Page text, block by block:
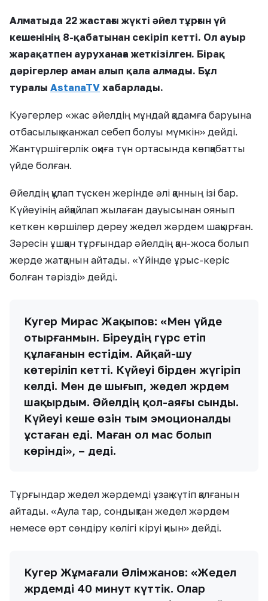
Алматыда 22 жастағы жүкті әйел тұрғын үй
кешенінің 8-қабатынан секіріп кетті. Ол ауыр
жарақатпен ауруханаға жеткізілген. Бірақ
дәрігерлер аман алып қала алмады. Бұл
туралы AstanaTV хабарлады.
Куәгерлер «жас әйелдің мұндай қадамға баруына
отбасылық жанжал себеп болуы мүмкін» дейді.
Жантүршігерлік оқиға түн ортасында көпқабатты
үйде болған.
Әйелдің құлап түскен жерінде әлі қанның ізі бар.
Күйеуінің айқайлап жылаған дауысынан оянып
кеткен көршілер дереу жедел жәрдем шақырған.
Зәресін ұшқан тұрғындар әйелдің қан-жоса болып
жерде жатқанын айтады. «Үйінде ұрыс-керіс
болған тәрізді» дейді.
Куәгер Мирас Жақыпов: «Мен үйде
отырғанмын. Біреудің гүрс етіп
құлағанын естідім. Айқай-шу
көтеріліп кетті. Күйеуі бірден жүгіріп
келді. Мен де шығып, жедел жәрдем
шақырдым. Әйелдің қол-аяғы сынды.
Күйеуі кеше өзін тым эмоционалды
ұстаған еді. Маған ол мас болып
көрінді», – деді.
Тұрғындар жедел жәрдемді ұзақ күтіп қалғанын
айтады. «Аула тар, сондықтан жедел жәрдем
немесе өрт сөндіру көлігі кіруі қиын» дейді.
Куәгер Жұмағали Әлімжанов: «Жедел
жәрдемді 40 минут күттік. Олар